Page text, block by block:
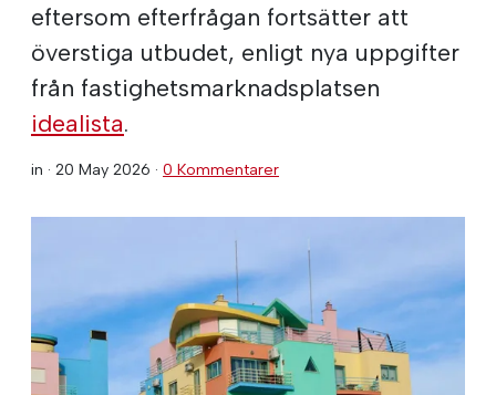
eftersom efterfrågan fortsätter att
överstiga utbudet, enligt nya uppgifter
från fastighetsmarknadsplatsen
idealista.
in · 20 May 2026 · 0 Kommentarer